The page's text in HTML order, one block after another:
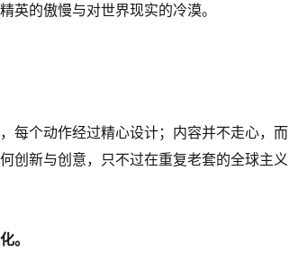
英的傲慢与对世界现实的冷漠。
每个动作经过精心设计；内容并不走心，而
创新与创意，只不过在重复老套的全球主义
。